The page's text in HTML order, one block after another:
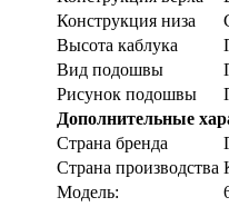
Конструкция низа
Высота каблука
Вид подошвы
Рисунок подошвы
Дополнительные
Страна бренда
Страна производства
Модель: